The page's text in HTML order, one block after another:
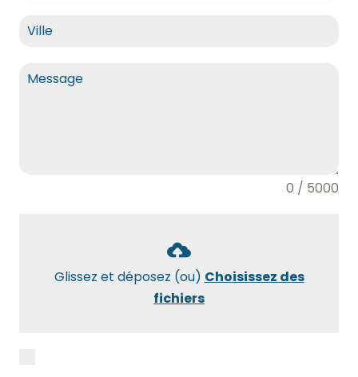
0 / 5000
Glissez et déposez (ou) Choisissez des
fichiers